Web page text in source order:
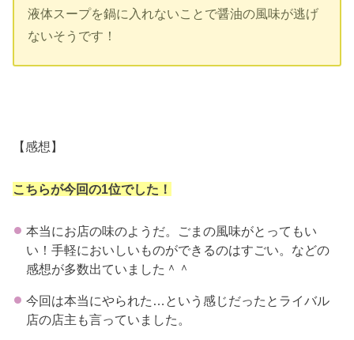
液体スープを鍋に入れないことで醤油の風味が逃げ
ないそうです！
【感想】
こちらが今回の1位でした！
本当にお店の味のようだ。ごまの風味がとってもい
い！手軽においしいものができるのはすごい。などの
感想が多数出ていました＾＾
今回は本当にやられた…という感じだったとライバル
店の店主も言っていました。